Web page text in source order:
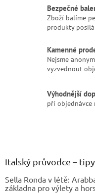
Bezpečné
Zboží balíme
produkty
Kamenné
Nejsme
vyzvednout
Výhodnější
pří objednávce
Italský průvodce –
Sella Ronda v létě:
základna pro výlety a